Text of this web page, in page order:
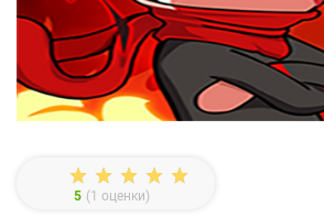
5 (1 оценки)